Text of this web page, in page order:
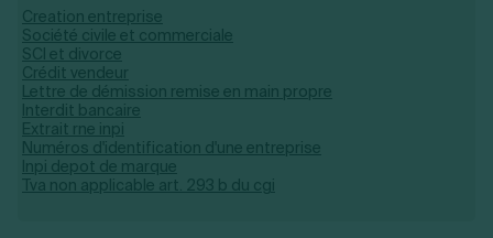
Creation entreprise
Société civile et commerciale
SCI et divorce
Crédit vendeur
Lettre de démission remise en main propre
Interdit bancaire
Extrait rne inpi
Numéros d'identification d'une entreprise
Inpi depot de marque
Tva non applicable art. 293 b du cgi